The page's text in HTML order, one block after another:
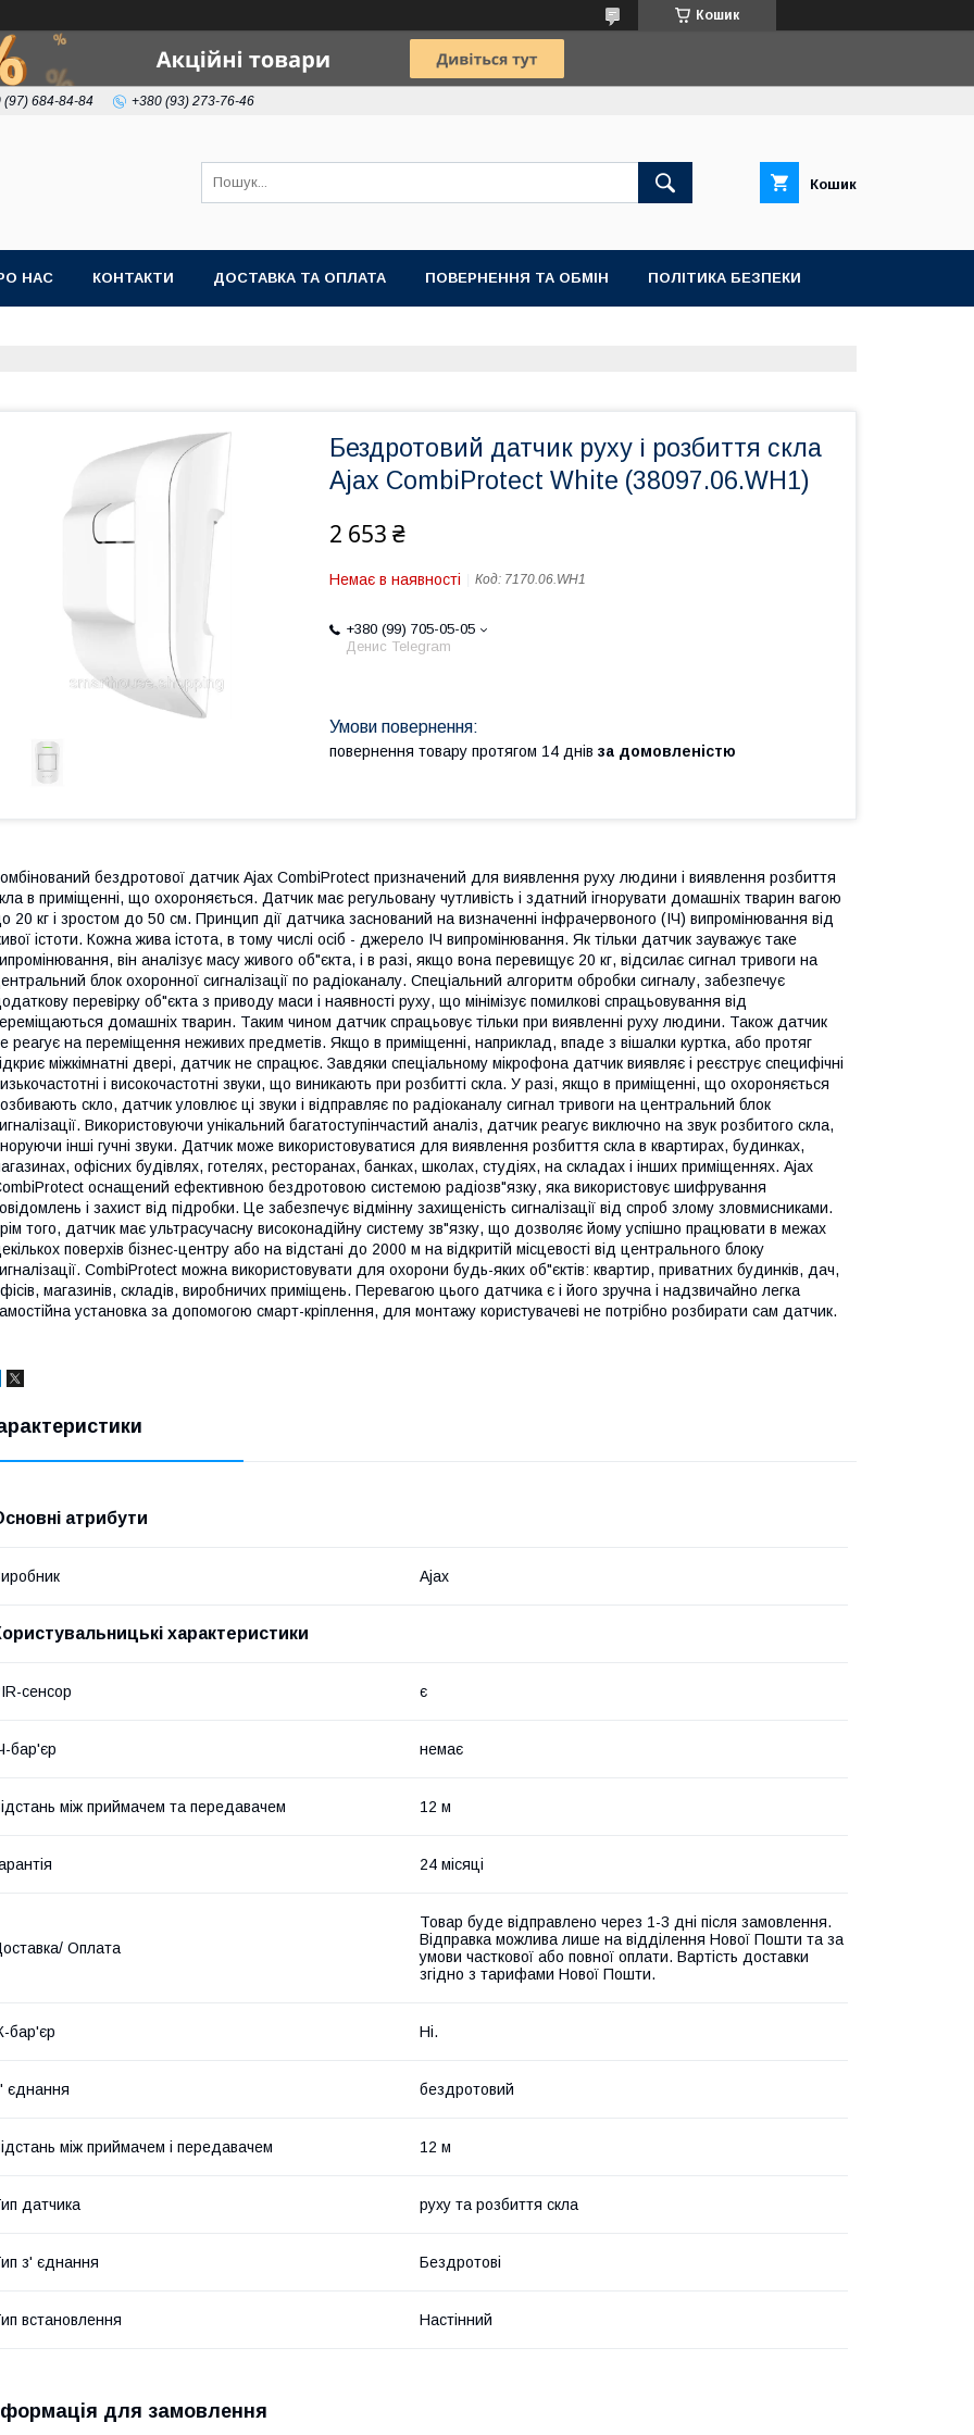
Кошик
(97) 684-84-84 +380 (93) 273-76-46
Кошик
НАС КОНТАКТИ ДОСТАВКА ТА ОПЛАТА ПОВЕРНЕННЯ ТА ОБМІН ПОЛІТИКА БЕЗПЕКИ
Бездротовий датчик руху і розбиття скла
Ajax CombiProtect White (38097.06.WH1)
2 653 ₴
Немає в наявності Код: 7170.06.WH1
+380 (99) 705-05-05
Денис Telegram
повернення товару протягом 14 днів за домовленістю
бездротової датчик Ajax CombiProtect призначений для виявлення руху людини і виявлення розбиття
в приміщенні, що охороняється. Датчик має регульовану чутливість і здатний ігнорувати домашніх тварин вагою
20 кг і зростом до 50 см. Принцип дії датчика заснований на визначенні інфрачервоного (ІЧ) випромінювання від
істоти. Кожна жива істота, в тому числі осіб - джерело ІЧ випромінювання. Як тільки датчик зауважує таке
він аналізує масу живого об"єкта, і в разі, якщо вона перевищує 20 кг, відсилає сигнал тривоги на
блок охоронної сигналізації по радіоканалу. Спеціальний алгоритм обробки сигналу, забезпечує
перевірку об"єкта з приводу маси і наявності руху, що мінімізує помилкові спрацьовування від
домашніх тварин. Таким чином датчик спрацьовує тільки при виявленні руху людини. Також датчик
реагує на переміщення неживих предметів. Якщо в приміщенні, наприклад, впаде з вішалки куртка, або протяг
міжкімнатні двері, датчик не спрацює. Завдяки спеціальному мікрофона датчик виявляє і реєструє специфічні
і високочастотні звуки, що виникають при розбитті скла. У разі, якщо в приміщенні, що охороняється
скло, датчик уловлює ці звуки і відправляє по радіоканалу сигнал тривоги на центральний блок
Використовуючи унікальний багатоступінчастий аналіз, датчик реагує виключно на звук розбитого скла,
інші гучні звуки. Датчик може використовуватися для виявлення розбиття скла в квартирах, будинках,
офісних будівлях, готелях, ресторанах, банках, школах, студіях, на складах і інших приміщеннях. Ajax
оснащений ефективною бездротовою системою радіозв"язку, яка використовує шифрування
і захист від підробки. Це забезпечує відмінну захищеність сигналізації від спроб злому зловмисниками.
того, датчик має ультрасучасну високонадійну систему зв"язку, що дозволяє йому успішно працювати в межах
поверхів бізнес-центру або на відстані до 2000 м на відкритій місцевості від центрального блоку
CombiProtect можна використовувати для охорони будь-яких об"єктів: квартир, приватних будинків, дач,
магазинів, складів, виробничих приміщень. Перевагою цього датчика є і його зручна і надзвичайно легка
установка за допомогою смарт-кріплення, для монтажу користувачеві не потрібно розбирати сам датчик.
атрибути
Ajax
характеристики
сенсор є
бар'єр немає
між приймачем та передавачем 12 м
24 місяці
Оплата
Товар буде відправлено через 1-3 дні після замовлення.
Відправка можлива лише на відділення Нової Пошти та за
умови часткової або повної оплати. Вартість доставки
згідно з тарифами Нової Пошти.
бар'єр Ні.
єднання бездротовий
між приймачем і передавачем 12 м
датчика руху та розбиття скла
з' єднання Бездротові
встановлення Настінний
для замовлення